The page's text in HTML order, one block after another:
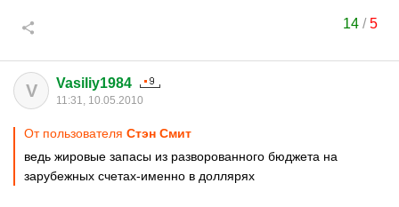
14 /5
V Vasiliy1984
11:31, 10.05.2010
От пользователя Стэн Смит
ведь жировые запасы из разворованного бюджета на
зарубежных счетах-именно в доллярях